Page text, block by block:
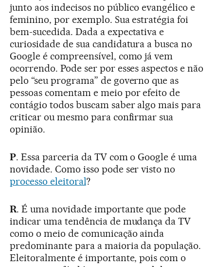
junto aos indecisos no público evangélico e
feminino, por exemplo. Sua estratégia foi
bem-sucedida. Dada a expectativa e
curiosidade de sua candidatura a busca no
Google é compreensível, como já vem
ocorrendo. Pode ser por esses aspectos e não
pelo “seu programa” de governo que as
pessoas comentam e meio por efeito de
contágio todos buscam saber algo mais para
criticar ou mesmo para confirmar sua
opinião.
P. Essa parceria da TV com o Google é uma
novidade. Como isso pode ser visto no
processo eleitoral?
R. É uma novidade importante que pode
indicar uma tendência de mudança da TV
como o meio de comunicação ainda
predominante para a maioria da população.
Eleitoralmente é importante, pois com o